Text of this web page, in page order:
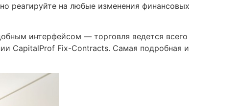
реагируйте на любые изменения финансовых
интерфейсом — торговля ведется всего
CapitalProf Fix-Contracts. Самая подробная и